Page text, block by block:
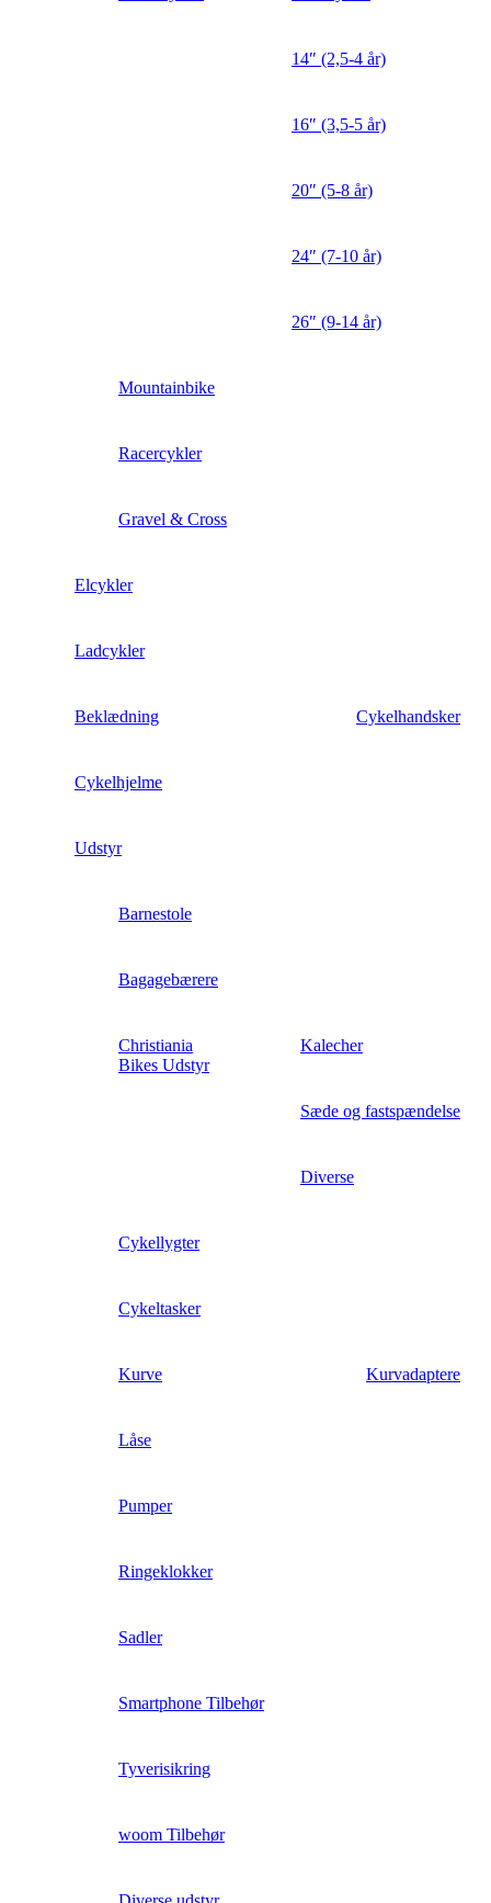
14″ (2,5-4 år)
16″ (3,5-5 år)
20″ (5-8 år)
24″ (7-10 år)
26″ (9-14 år)
Mountainbike
Racercykler
Gravel & Cross
Elcykler
Ladcykler
Beklædning Cykelhandsker
Cykelhjelme
Udstyr
Barnestole
Bagagebærere
Christiania
Bikes Udstyr
Kalecher
Sæde og fastspændelse
Diverse
Cykellygter
Cykeltasker
Kurve Kurvadaptere
Låse
Pumper
Ringeklokker
Sadler
Smartphone Tilbehør
Tyverisikring
woom Tilbehør